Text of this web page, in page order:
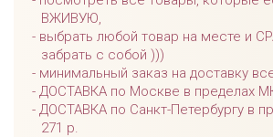
ВЖИВУЮ,
выбрать любой товар на месте и
забрать с собой )))
минимальный заказ на доставку
ДОСТАВКА по Москве в пределах
ДОСТАВКА по Санкт-Петербургу в
271 р.